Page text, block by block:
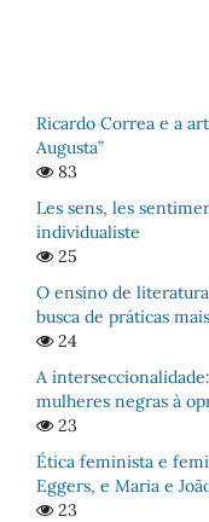
Ricardo Correa e a
Augusta”
83
Les sens, les
individualiste
25
O ensino de
busca de práticas
24
A
mulheres negras à
23
Ética feminista e
Eggers, e Maria e
23